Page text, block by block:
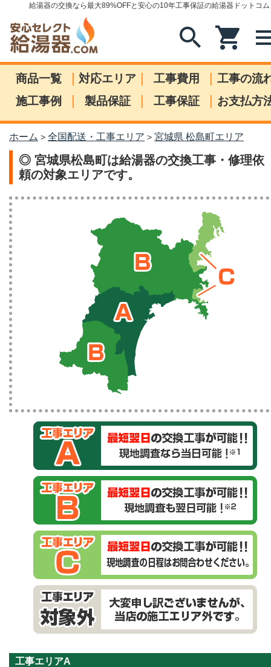
給湯器の交換なら最大89%OFFと安心の10年工事保証の給湯器ドットコム
search shopping_cart
商品一覧 | 対応エリア | 工事費用 | 工事の流
施工事例
| 製品保証 | 工事保証 | お支払方
ホーム > 全国配送・工事エリア > 宮城県 松島町エリア
◎ 宮城県松島町は給湯器の交換工事・修理依
頼の対象エリアです。
工事エリアA